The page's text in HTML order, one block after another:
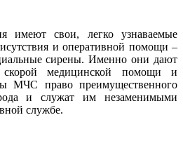
имеют свои, легко узнаваемые
и оперативной помощи –
сирены. Именно они дают
медицинской помощи и
МЧС право преимущественного
и служат им незаменимыми
службе.